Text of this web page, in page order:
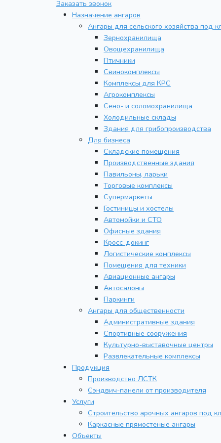
Заказать звонок
Назначение ангаров
Ангары для сельского хозяйства под
Зернохранилища
Овощехранилища
Птичники
Свинокомплексы
Комплексы для КРС
Агрокомплексы
Сено- и соломохранилища
Холодильные склады
Здания для грибопроизводства
Для бизнеса
Складские помещения
Производственные здания
Павильоны, ларьки
Торговые комплексы
Супермаркеты
Гостиницы и хостелы
Автомойки и СТО
Офисные здания
Кросс-докинг
Логистические комплексы
Помещения для техники
Авиационные ангары
Автосалоны
Паркинги
Ангары для общественности
Административные здания
Спортивные сооружения
Культурно-выставочные центры
Развлекательные комплексы
Продукция
Производство ЛСТК
Сэндвич-панели от производителя
Услуги
Строительство арочных ангаров под
Каркасные прямостеные ангары
Объекты